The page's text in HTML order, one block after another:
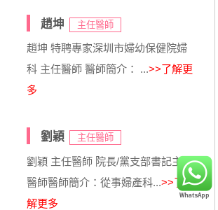
趙坤 主任醫師
趙坤 特聘專家深圳市婦幼保健院婦
科 主任醫師 醫師簡介： ...>>了解更
多
劉穎 主任醫師
劉穎 主任醫師 院長/黨支部書記主任
醫師醫師簡介：從事婦產科...>>了
解更多